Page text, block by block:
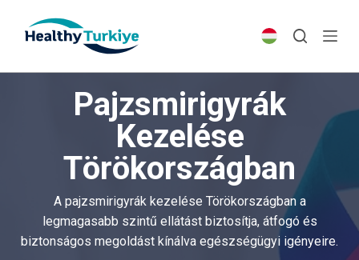
p
n
Pajzsmirigyrák
Kezelése
Törökországban
A pajzsmirigyrák kezelése Törökországban a
legmagasabb szintű ellátást biztosítja, átfogó és
biztonságos megoldást kínálva egészségügyi igényeire.